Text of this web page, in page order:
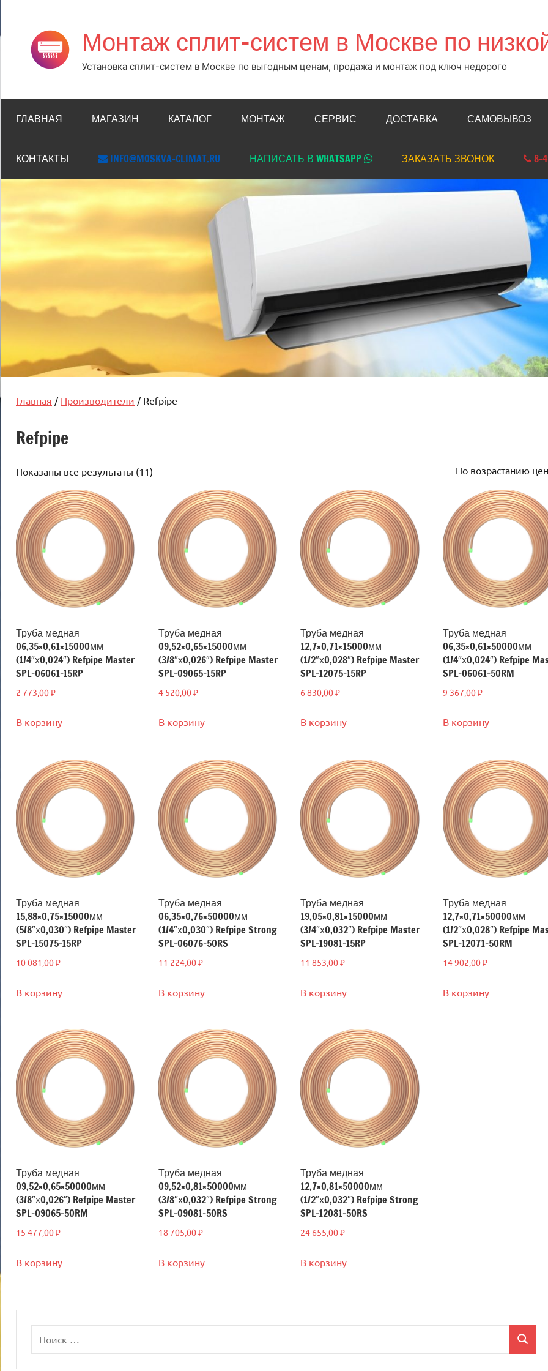
содержимому
Монтаж сплит-систем в Москве по
Установка сплит-систем в Москве по выгодным ценам, продажа и монтаж под ключ недорого
ГЛАВНАЯ МАГАЗИН КАТАЛОГ МОНТАЖ СЕРВИС ДОСТАВКА САМОВЫВОЗ
КОНТАКТЫ INFO@MOSKVA-CLIMAT.RU НАПИСАТЬ В WHATSAPP ЗАКАЗАТЬ ЗВОНОК 8-
Главная / Производители / Refpipe
Refpipe
Показаны все результаты (11)
возрастанию
Труба медная
06,35×0,61×15000мм
(1/4″х0,024″) Refpipe Master
SPL-06061-15RP
2 773,00₽
В корзину
Труба медная
09,52×0,65×15000мм
(3/8″х0,026″) Refpipe Master
SPL-09065-15RP
4 520,00₽
В корзину
Труба медная
12,7×0,71×15000мм
(1/2″х0,028″) Refpipe Master
SPL-12075-15RP
6 830,00₽
В корзину
Труба медная
06,35×0,61×50000мм
(1/4″х0,024″) Refpipe
SPL-06061-50RM
9 367,00₽
В корзину
Труба медная
15,88×0,75×15000мм
(5/8″х0,030″) Refpipe Master
SPL-15075-15RP
10 081,00₽
В корзину
Труба медная
06,35×0,76×50000мм
(1/4″х0,030″) Refpipe Strong
SPL-06076-50RS
11 224,00₽
В корзину
Труба медная
19,05×0,81×15000мм
(3/4″х0,032″) Refpipe Master
SPL-19081-15RP
11 853,00₽
В корзину
Труба медная
12,7×0,71×50000мм
(1/2″х0,028″) Refpipe
SPL-12071-50RM
14 902,00₽
В корзину
Труба медная
09,52×0,65×50000мм
(3/8″х0,026″) Refpipe Master
SPL-09065-50RM
15 477,00₽
В корзину
Труба медная
09,52×0,81×50000мм
(3/8″х0,032″) Refpipe Strong
SPL-09081-50RS
18 705,00₽
В корзину
Труба медная
12,7×0,81×50000мм
(1/2″х0,032″) Refpipe Strong
SPL-12081-50RS
24 655,00₽
В корзину
Поиск